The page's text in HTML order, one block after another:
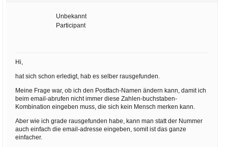
Unbekannt
Participant
Hi,
hat sich schon erledigt, hab es selber rausgefunden.
Meine Frage war, ob ich den Postfach-Namen ändern kann, damit ich
beim email-abrufen nicht immer diese Zahlen-buchstaben-
Kombination eingeben muss, die sich kein Mensch merken kann.
Aber wie ich grade rausgefunden habe, kann man statt der Nummer
auch einfach die email-adresse eingeben, somit ist das ganze
einfacher.